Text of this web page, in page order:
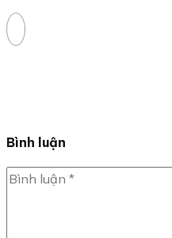
Bình luận